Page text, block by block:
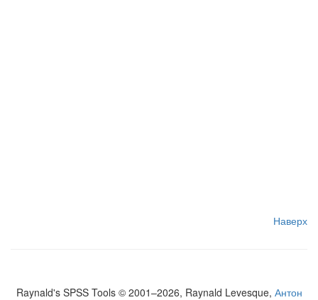
Наверх
Raynald's SPSS Tools © 2001–2026, Raynald Levesque, Антон